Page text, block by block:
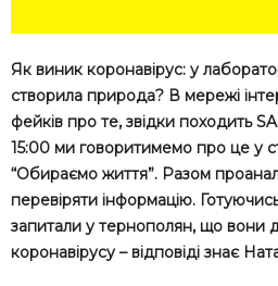
Як виник коронавірус: у
створила природа? В мережі
фейків про те, звідки походить
15:00 ми говоритимемо про це у
“Обираємо життя”. Разом
перевіряти інформацію.
запитали у тернополян, що вони
коронавірусу – відповіді знає